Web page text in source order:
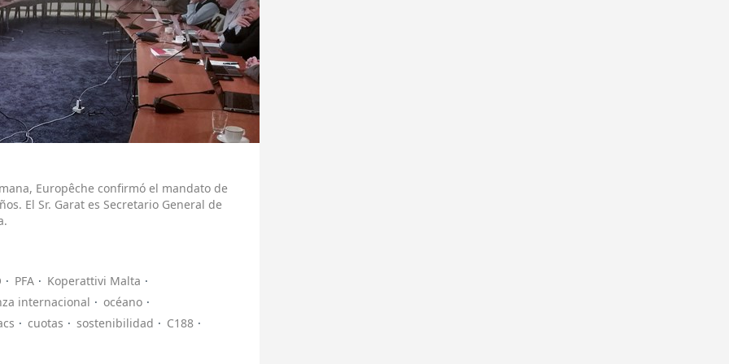
Europêche confirmó el mandato de
El Sr. Garat es Secretario General de
PFA
Koperattivi Malta
internacional
océano
cuotas sostenibilidad C188